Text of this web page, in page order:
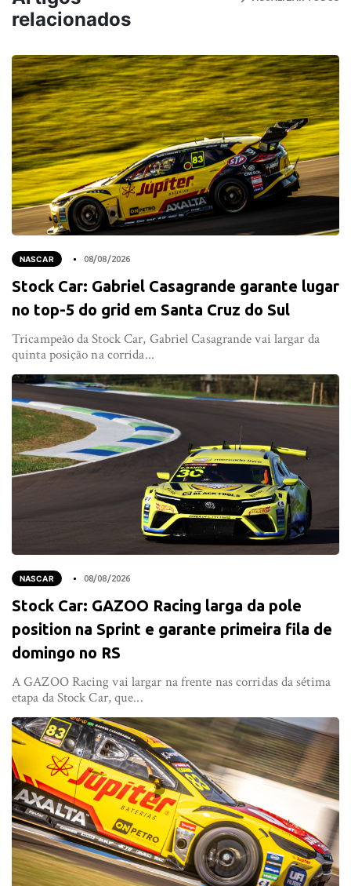
relacionados
NASCAR 08/08/2026
Stock Car: Gabriel Casagrande garante lugar
no top-5 do grid em Santa Cruz do Sul
Tricampeão da Stock Car, Gabriel Casagrande vai largar da
quinta posição na corrida...
NASCAR 08/08/2026
Stock Car: GAZOO Racing larga da pole
position na Sprint e garante primeira fila de
domingo no RS
A GAZOO Racing vai largar na frente nas corridas da sétima
etapa da Stock Car, que...